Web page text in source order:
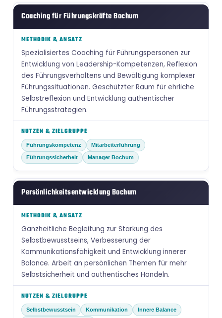
Coaching für Führungskräfte Bochum
Spezialisiertes Coaching für Führungspersonen zur
Entwicklung von Leadership-Kompetenzen, Reflexion
des Führungsverhaltens und Bewältigung komplexer
Führungssituationen. Geschützter Raum für ehrliche
Selbstreflexion und Entwicklung authentischer
Führungsstrategien.
Führungskompetenz Mitarbeiterführung
Führungssicherheit Manager Bochum
Persönlichkeitsentwicklung Bochum
Ganzheitliche Begleitung zur Stärkung des
Selbstbewusstseins, Verbesserung der
Kommunikationsfähigkeit und Entwicklung innerer
Balance. Arbeit an persönlichen Themen für mehr
Selbstsicherheit und authentisches Handeln.
Selbstbewusstsein Kommunikation Innere Balance